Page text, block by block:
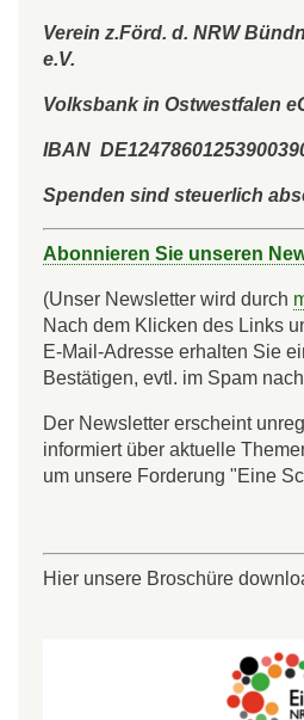
Verein z.Förd. d. NRW
e.V.
Volksbank in Ostwestfalen
IBAN
Spenden sind steuerlich
Abonnieren Sie unseren
(Unser Newsletter wird durch
Nach dem Klicken des Links
E-Mail-Adresse erhalten Sie
Bestätigen, evtl. im Spam
Der Newsletter erscheint
informiert über aktuelle
um unsere Forderung "Eine
Hier unsere Broschüre